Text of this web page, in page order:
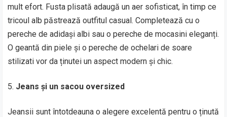
mult efort. Fusta plisată adaugă un aer sofisticat, în timp ce
tricoul alb păstrează outfitul casual. Completează cu o
pereche de adidași albi sau o pereche de mocasini eleganți.
O geantă din piele și o pereche de ochelari de soare
stilizati vor da ținutei un aspect modern și chic.
Jeans și un sacou oversized
Jeansii sunt întotdeauna o alegere excelentă pentru o ținută